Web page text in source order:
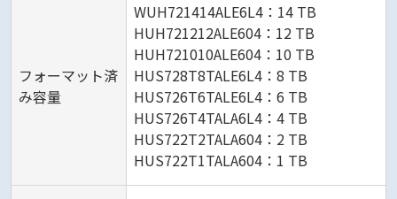
フォーマット済
み容量
WUH721414ALE6L4：14 TB
HUH721212ALE604：12 TB
HUH721010ALE604：10 TB
HUS728T8TALE6L4：8 TB
HUS726T6TALE6L4：6 TB
HUS726T4TALA6L4：4 TB
HUS722T2TALA604：2 TB
HUS722T1TALA604：1 TB